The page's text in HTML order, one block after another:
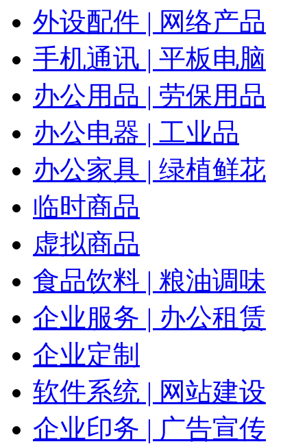
外设配件 | 网络产品
手机通讯 | 平板电脑
办公用品 | 劳保用品
办公电器 | 工业品
办公家具 | 绿植鲜花
临时商品
虚拟商品
食品饮料 | 粮油调味
企业服务 | 办公租赁
企业定制
软件系统 | 网站建设
企业印务 | 广告宣传